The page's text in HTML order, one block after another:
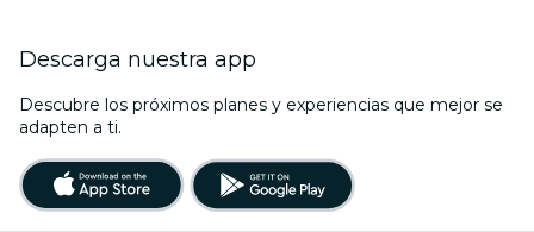
Descarga nuestra app
Descubre los próximos planes y experiencias que mejor se
adapten a ti.